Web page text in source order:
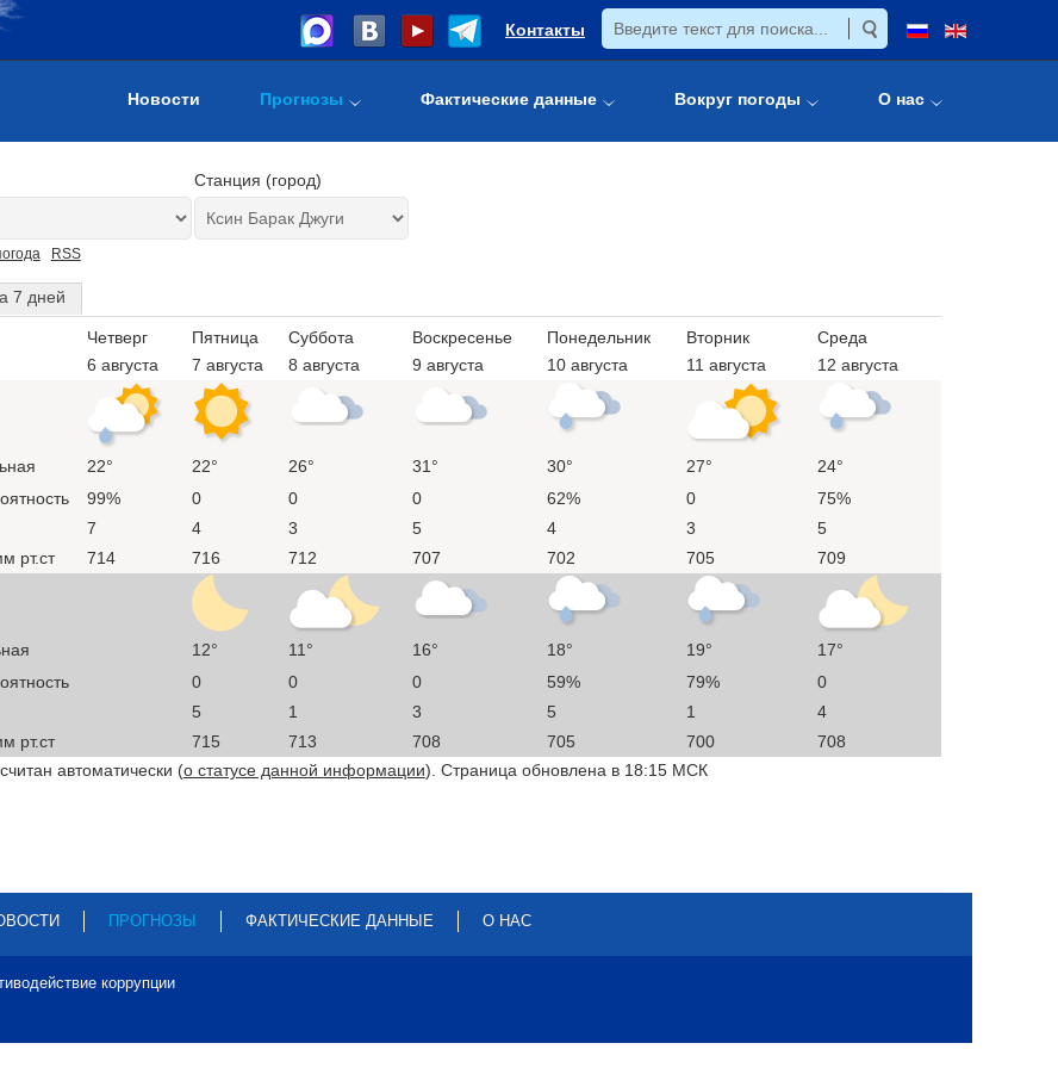
Контакты
Новости Прогнозы Фактические данные Вокруг погоды О нас
Станция (город)
RSS
7 дней
Четверг
6 августа
Пятница
7 августа
Суббота
8 августа
Воскресенье
9 августа
Понедельник
10 августа
Вторник
11 августа
Среда
12 августа
22° 22° 26° 31° 30° 27°
24°
99% 0 0 0 62% 0
75%
7 4 3 5 4 3
5
рт.ст
714 716 712 707 702 705 709
12° 11° 16° 18° 19°
17°
0 0 0 59% 79%
0
5 1 3 5 1
4
рт.ст
715 713 708 705 700
708
автоматически (о статусе данной информации). Страница обновлена в 18:15 МСК
ПРОГНОЗЫ ФАКТИЧЕСКИЕ ДАННЫЕ О НАС
коррупции